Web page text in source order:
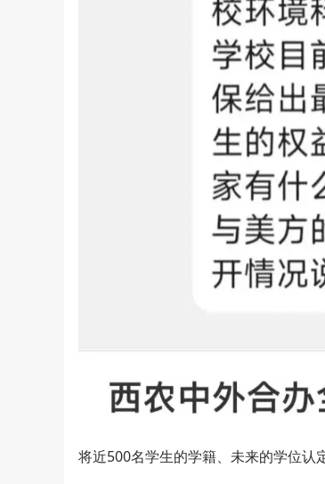
将近500名学生的学籍、未来的学位认